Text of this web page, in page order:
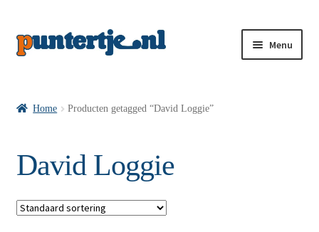
Menu
Home Producten getagged “David Loggie”
David Loggie